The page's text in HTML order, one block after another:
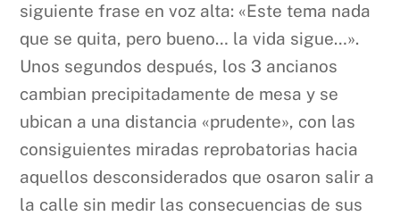
siguiente frase en voz alta: «Este tema nada
que se quita, pero bueno… la vida sigue…».
Unos segundos después, los 3 ancianos
cambian precipitadamente de mesa y se
ubican a una distancia «prudente», con las
consiguientes miradas reprobatorias hacia
aquellos desconsiderados que osaron salir a
la calle sin medir las consecuencias de sus